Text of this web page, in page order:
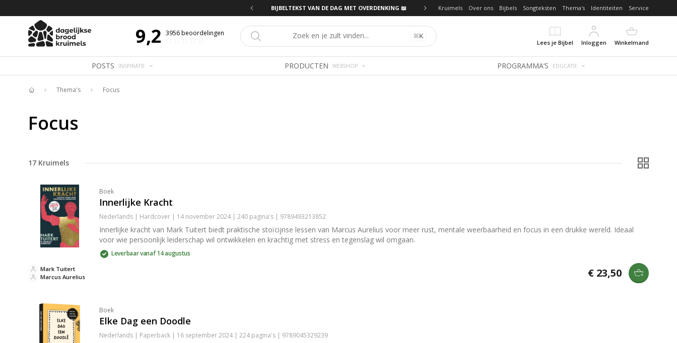
BIJBELTEKST VAN DE DAG MET OVERDENKING 📖 Kruimels Over ons Bijbels Songteksten Thema's Identiteiten Service
9,2 3956beoordelingen ⌘K
Lees je Bijbel
Inloggen Winkelmand
POSTS INSPIRATIE PRODUCTEN WEBSHOP PROGRAMMA’S EDUCATIE
Thema's Focus
Focus
17 Kruimels
Boek
Innerlijke Kracht
Nederlands | Hardcover | 14 november 2024 | 240 pagina's | 9789493213852
Innerlijke kracht van Mark Tuitert biedt praktische stoïcijnse lessen van Marcus Aurelius voor meer rust, mentale weerbaarheid en focus in een drukke wereld. Ideaal
voor wie persoonlijk leiderschap wil ontwikkelen en krachtig met stress en tegenslag wil omgaan.
Leverbaar vanaf 14 augustus
Marcus Aurelius
Mark Tuitert € 23,50
Boek
Elke Dag een Doodle
Nederlands | Paperback | 16 september 2024 | 224 pagina's | 9789045329239